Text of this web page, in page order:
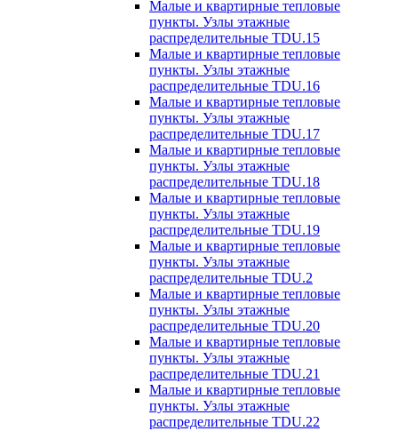
Малые и квартирные тепловые
пункты. Узлы этажные
распределительные TDU.15
Малые и квартирные тепловые
пункты. Узлы этажные
распределительные TDU.16
Малые и квартирные тепловые
пункты. Узлы этажные
распределительные TDU.17
Малые и квартирные тепловые
пункты. Узлы этажные
распределительные TDU.18
Малые и квартирные тепловые
пункты. Узлы этажные
распределительные TDU.19
Малые и квартирные тепловые
пункты. Узлы этажные
распределительные TDU.2
Малые и квартирные тепловые
пункты. Узлы этажные
распределительные TDU.20
Малые и квартирные тепловые
пункты. Узлы этажные
распределительные TDU.21
Малые и квартирные тепловые
пункты. Узлы этажные
распределительные TDU.22